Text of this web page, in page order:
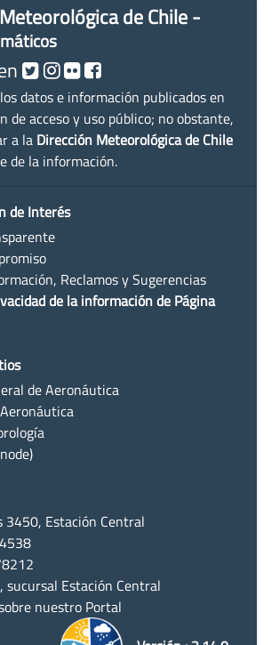
de Chile -
datos e información publicados en
de acceso y uso público; no obstante,
a la Dirección Meteorológica de Chile
de la información.
de Interés
Reclamos y Sugerencias
de la información de Página
de Aeronáutica
3450, Estación Central
sucursal Estación Central
nuestro Portal